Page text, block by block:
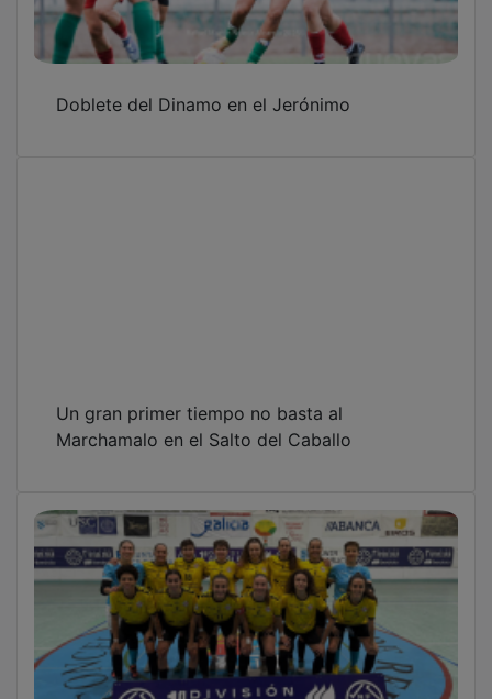
Marchamalo en el Salto del Caballo